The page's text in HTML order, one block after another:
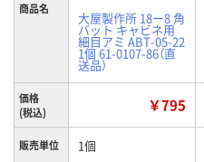
商品名
大屋製作所 18ー8 角
バット キャビネ用
細目アミ ABT-05-22
1個 61-0107-86（直
送品）
価格
(税込)
￥795
販売単位 1個